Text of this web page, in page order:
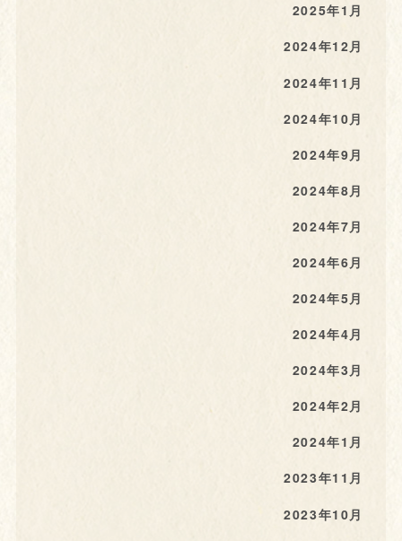
2025年1月
2024年12月
2024年11月
2024年10月
2024年9月
2024年8月
2024年7月
2024年6月
2024年5月
2024年4月
2024年3月
2024年2月
2024年1月
2023年11月
2023年10月